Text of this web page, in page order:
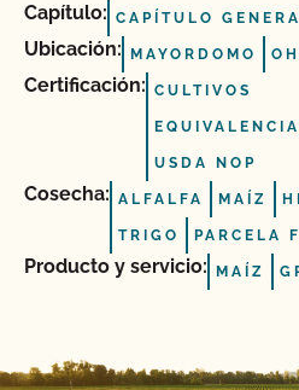
Capítulo: CAPÍTULO
Ubicación: MAYORDOMO
Certificación: CULTIVOS
USDA NOP
Cosecha: ALFALFA MAÍZ
TRIGO PARCELA
Producto y servicio: MAÍZ